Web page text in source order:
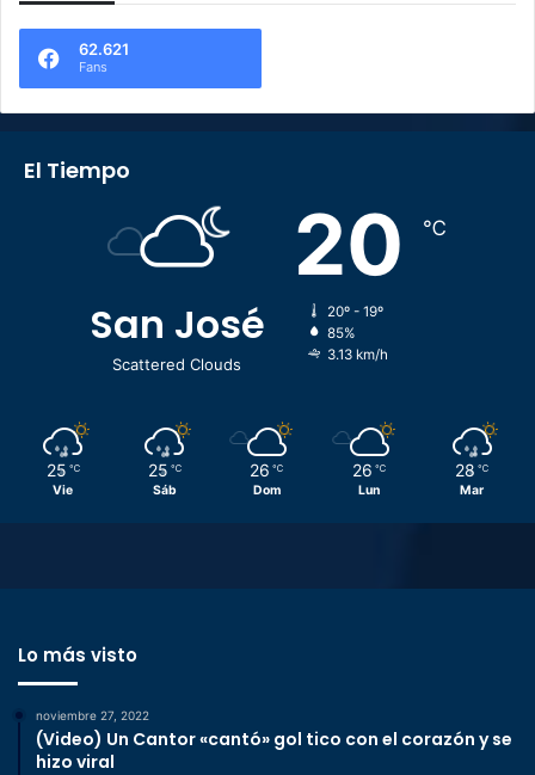
62.621
Fans
El Tiempo
San José
Scattered Clouds
20 ℃
20º - 19º
85%
3.13 km/h
25 ℃
Vie
25 ℃
Sáb
26 ℃
Dom
26 ℃
Lun
28 ℃
Mar
Lo más visto
noviembre 27, 2022
(Video) Un Cantor «cantó» gol tico con el corazón y se
hizo viral